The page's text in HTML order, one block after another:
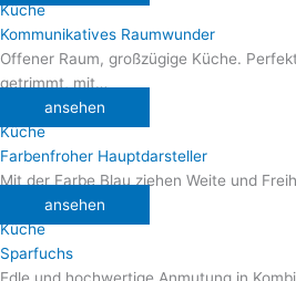
Küche
Kommunikatives Raumwunder
Offener Raum, großzügige Küche.
getrimmt, mit…
ansehen
Küche
Farbenfroher Hauptdarsteller
Mit der Farbe Blau ziehen Weite und
ansehen
Küche
Sparfuchs